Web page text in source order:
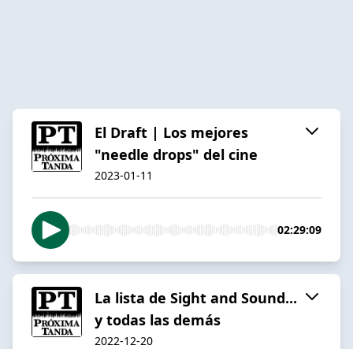
El Draft | Los mejores
"needle drops" del cine
2023-01-11
02:29:09
La lista de Sight and Sound...
y todas las demás
2022-12-20